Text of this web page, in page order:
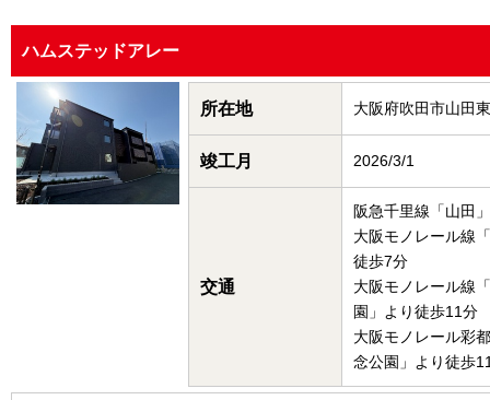
ハムステッドアレー
所在地 大阪府吹田市山田東
竣工月 2026/3/1
交通
阪急千里線「山田
大阪モノレール線
徒歩7分
大阪モノレール線
園」より徒歩11分
大阪モノレール彩
念公園」より徒歩